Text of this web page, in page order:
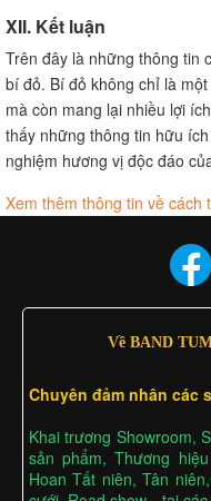
XII. Kết luận
Trên đây là những thông tin
bí đỏ. Bí đỏ không chỉ là
mà còn mang lại nhiều lợi
thấy những thông tin hữu
nghiệm hương vị độc đáo
Xem thêm thông tin về cách
Về BAND
Chuyên đảm nhân các
Khai trương Showroom,
sản phẩm, Thương
Hoan Tất niên, Tân